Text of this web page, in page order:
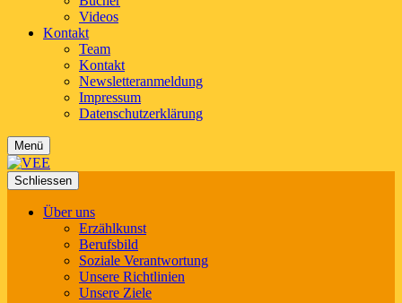
Videos
Kontakt
Team
Kontakt
Newsletteranmeldung
Impressum
Datenschutzerklärung
Menü
Schliessen
Über uns
Erzählkunst
Berufsbild
Soziale Verantwortung
Unsere Richtlinien
Unsere Ziele